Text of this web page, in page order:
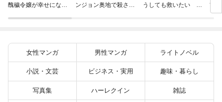
醜穢令嬢が幸せになる
ンジョン奥地で殺され
バーと世界に復讐＆
『ざまぁ！』します！
（２３）
うしても救いたい ～
す
嫁
女性マンガ 男性マンガ ライトノベル
小説・文芸 ビジネス・実用 趣味・暮らし
写真集 ハーレクイン 雑誌